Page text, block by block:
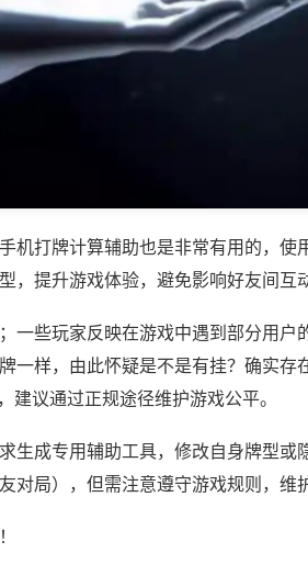
机打牌计算辅助也是非常有用的，使
，提升游戏体验，避免影响好友间互
一些玩家反映在游戏中遇到部分用户
一样，由此怀疑是不是有挂？确实存
议通过正规途径维护游戏公平。
生成专用辅助工具，修改自身牌型或
对局），但需注意遵守游戏规则，维